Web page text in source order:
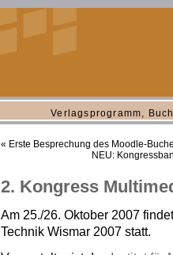
Verlagsprogramm,
« Erste Besprechung des Moodle-
NEU:
2. Kongress
Am 25./26. Oktober 2007
Technik Wismar 2007 statt.